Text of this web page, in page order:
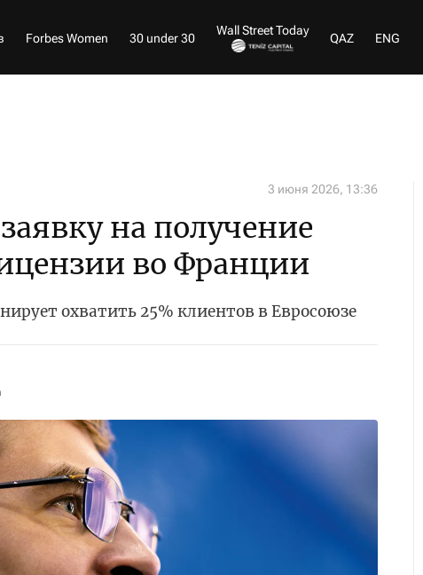
Forbes Women 30 under 30
Wall Street Today
QAZ ENG
3 июня 2026, 13:36
на получение
во Франции
охватить 25% клиентов в Евросоюзе